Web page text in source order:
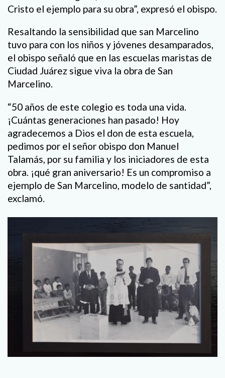
Cristo el ejemplo para su obra”, expresó el obispo.
Resaltando la sensibilidad que san Marcelino
tuvo para con los niños y jóvenes desamparados,
el obispo señaló que en las escuelas maristas de
Ciudad Juárez sigue viva la obra de San
Marcelino.
“50 años de este colegio es toda una vida.
¡Cuántas generaciones han pasado! Hoy
agradecemos a Dios el don de esta escuela,
pedimos por el señor obispo don Manuel
Talamás, por su familia y los iniciadores de esta
obra. ¡qué gran aniversario! Es un compromiso a
ejemplo de San Marcelino, modelo de santidad”,
exclamó.